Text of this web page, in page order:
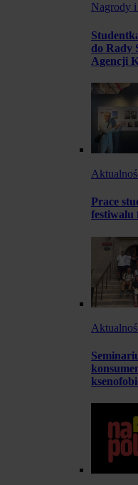
Nagrody
do Rady
Agencji
Prace
festiwalu